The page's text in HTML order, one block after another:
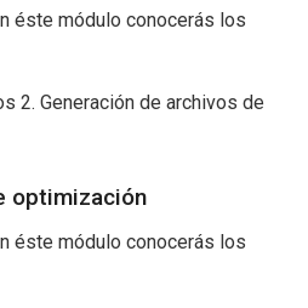
éste módulo conocerás los
2. Generación de archivos de
optimización
éste módulo conocerás los